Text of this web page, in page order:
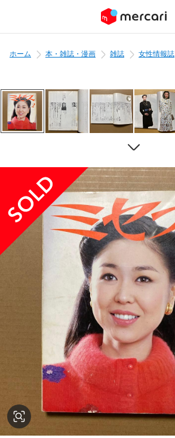
ホーム 本・雑誌・漫画 雑誌 女性情報誌